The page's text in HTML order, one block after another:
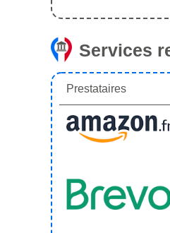
Services
Prestataires